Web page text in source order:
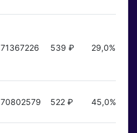
71367226 539 ₽ 29,0%
70802579 522 ₽ 45,0%